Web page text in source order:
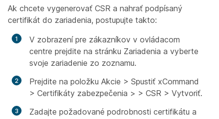
Ak chcete vygenerovať CSR a nahrať podpísaný
certifikát do zariadenia, postupujte takto:
V zobrazení pre zákazníkov v ovládacom
centre prejdite na stránku Zariadenia a vyberte
svoje zariadenie zo zoznamu.
Prejdite na položku Akcie > Spustiť xCommand
> Certifikáty zabezpečenia > > CSR > Vytvoriť.
Zadajte požadované podrobnosti certifikátu a